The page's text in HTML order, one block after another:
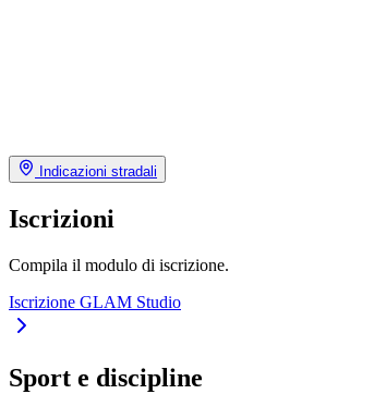
Indicazioni stradali
Iscrizioni
Compila il modulo di iscrizione.
Iscrizione GLAM Studio
Sport e discipline